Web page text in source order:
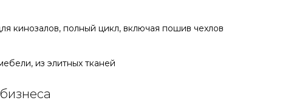
кинозалов, полный цикл, включая пошив чехлов
из элитных тканей